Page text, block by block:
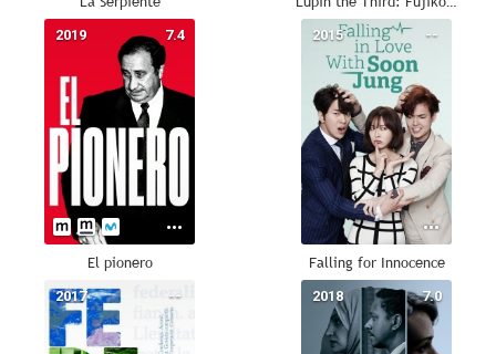
7.4
2019
El pionero
--
2015
Falling for Innocence
--
2017 7.0
2018